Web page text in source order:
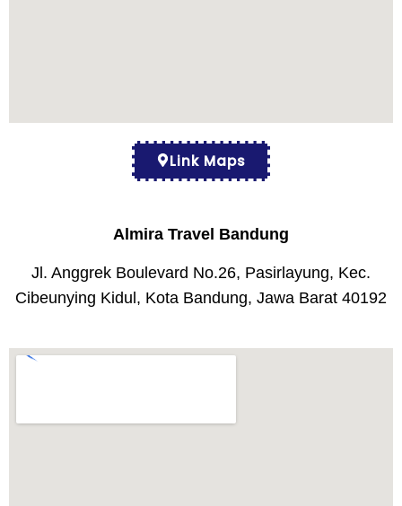
Link Maps
Almira Travel Bandung
Jl. Anggrek Boulevard No.26, Pasirlayung, Kec.
Cibeunying Kidul, Kota Bandung, Jawa Barat 40192